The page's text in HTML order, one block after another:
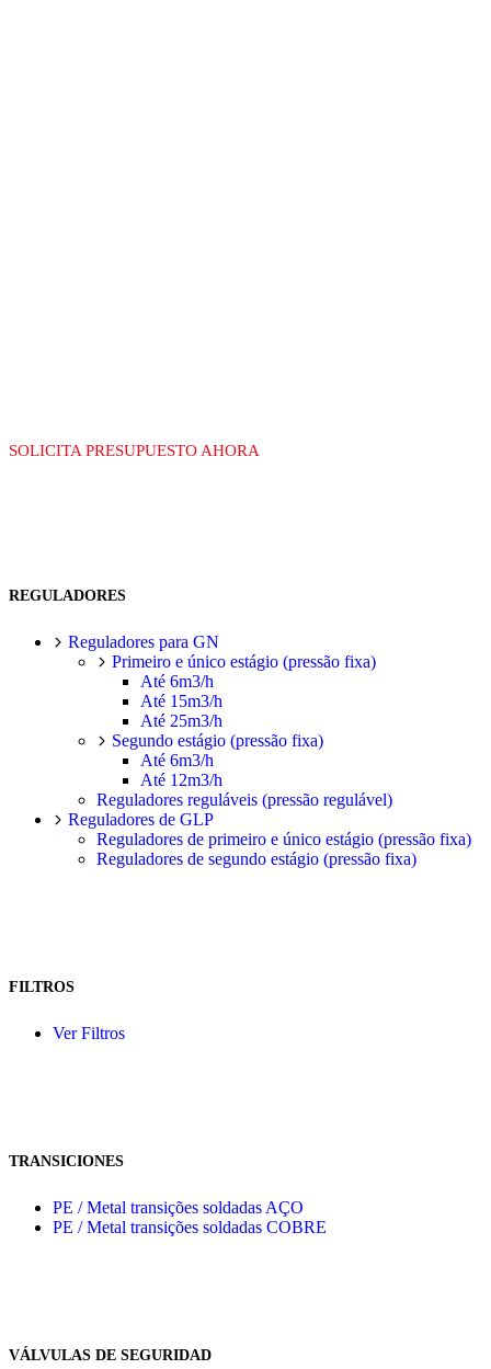
SOLICITA PRESUPUESTO AHORA
REGULADORES
Reguladores para GN
Primeiro e único estágio (pressão fixa)
Até 6m3/h
Até 15m3/h
Até 25m3/h
Segundo estágio (pressão fixa)
Até 6m3/h
Até 12m3/h
Reguladores reguláveis (pressão regulável)
Reguladores de GLP
Reguladores de primeiro e único estágio (pressão fixa)
Reguladores de segundo estágio (pressão fixa)
FILTROS
Ver Filtros
TRANSICIONES
PE / Metal transições soldadas AÇO
PE / Metal transições soldadas COBRE
VÁLVULAS DE SEGURIDAD